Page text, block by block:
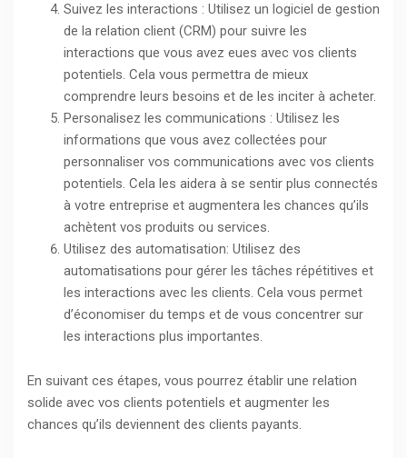
Suivez les interactions : Utilisez un logiciel de gestion
de la relation client (CRM) pour suivre les
interactions que vous avez eues avec vos clients
potentiels. Cela vous permettra de mieux
comprendre leurs besoins et de les inciter à acheter.
Personalisez les communications : Utilisez les
informations que vous avez collectées pour
personnaliser vos communications avec vos clients
potentiels. Cela les aidera à se sentir plus connectés
à votre entreprise et augmentera les chances qu’ils
achètent vos produits ou services.
Utilisez des automatisation: Utilisez des
automatisations pour gérer les tâches répétitives et
les interactions avec les clients. Cela vous permet
d’économiser du temps et de vous concentrer sur
les interactions plus importantes.
En suivant ces étapes, vous pourrez établir une relation
solide avec vos clients potentiels et augmenter les
chances qu’ils deviennent des clients payants.